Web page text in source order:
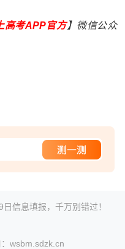
高考APP官方】微信公众
信息填报，千万别错过！
wsbm.sdzk.cn